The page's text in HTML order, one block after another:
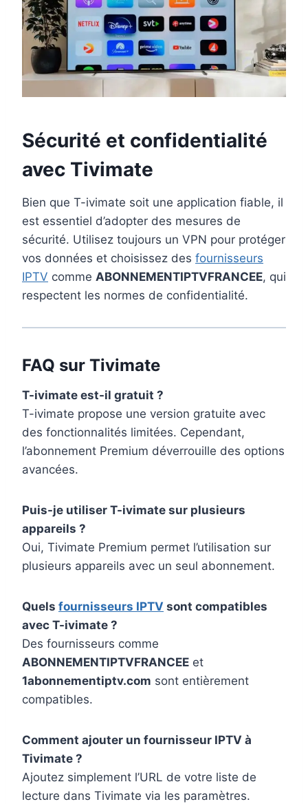
Sécurité et confidentialité
avec Tivimate
Bien que T-ivimate soit une application fiable, il
est essentiel d’adopter des mesures de
sécurité. Utilisez toujours un VPN pour protéger
vos données et choisissez des fournisseurs
IPTV comme ABONNEMENTIPTVFRANCEE, qui
respectent les normes de confidentialité.
FAQ sur Tivimate
T-ivimate est-il gratuit ?
T-ivimate propose une version gratuite avec
des fonctionnalités limitées. Cependant,
l’abonnement Premium déverrouille des options
avancées.
Puis-je utiliser T-ivimate sur plusieurs
appareils ?
Oui, Tivimate Premium permet l’utilisation sur
plusieurs appareils avec un seul abonnement.
Quels fournisseurs IPTV sont compatibles
avec T-ivimate ?
Des fournisseurs comme
ABONNEMENTIPTVFRANCEE et
1abonnementiptv.com sont entièrement
compatibles.
Comment ajouter un fournisseur IPTV à
Tivimate ?
Ajoutez simplement l’URL de votre liste de
lecture dans Tivimate via les paramètres.